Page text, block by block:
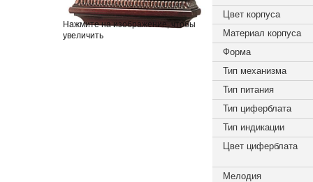
Нажмите на изображение, чтобы
увеличить
Цвет корпуса
Материал корпуса
Форма
Тип механизма
Тип питания
Тип циферблата
Тип индикации
Цвет циферблата
Мелодия